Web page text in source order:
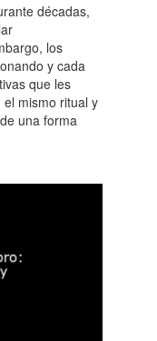
décadas,
los
y cada
que les
mismo ritual y
una forma